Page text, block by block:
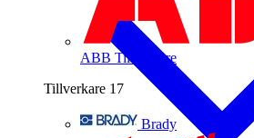
ABB Tillverkare
Tillverkare 17
Brady